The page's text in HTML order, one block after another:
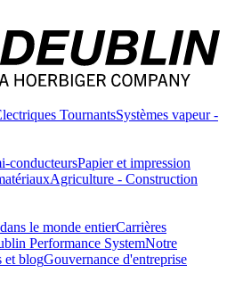
TournantsSystèmes vapeur -
conducteursPapier et impression
Agriculture - Construction
le monde entierCarrières
Performance SystemNotre
et blogGouvernance d'entreprise